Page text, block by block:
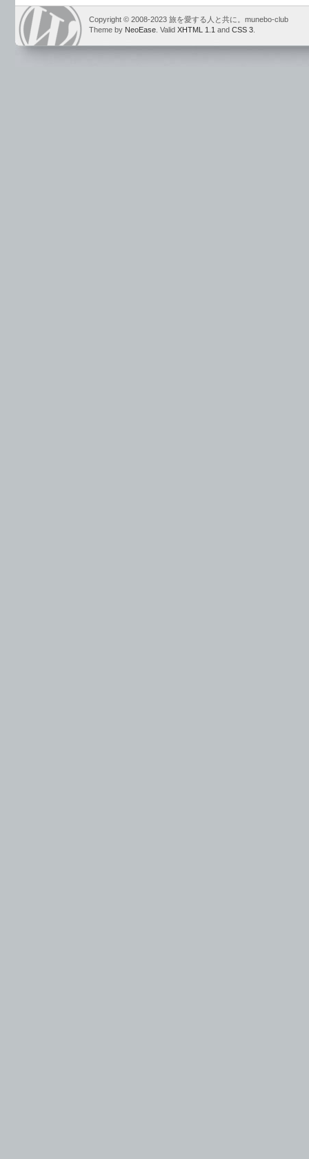
Copyright © 2008-2023 旅を愛する人と共に。munebo-club
Theme by NeoEase . Valid XHTML 1.1 and CSS 3